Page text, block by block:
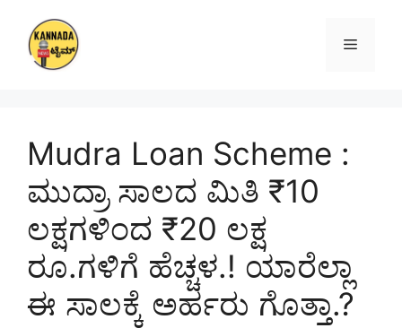
content
Menu
Mudra Loan Scheme :
ಮುದ್ರಾ ಸಾಲದ ಮಿತಿ ₹10
ಲಕ್ಷಗಳಿಂದ ₹20 ಲಕ್ಷ
ರೂ.ಗಳಿಗೆ ಹೆಚ್ಚಳ.! ಯಾರೆಲ್ಲಾ
ಈ ಸಾಲಕ್ಕೆ ಅರ್ಹರು ಗೊತ್ತಾ.?